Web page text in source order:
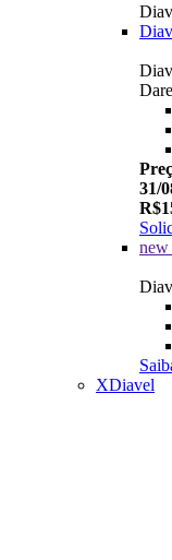
31/
new
XDiavel